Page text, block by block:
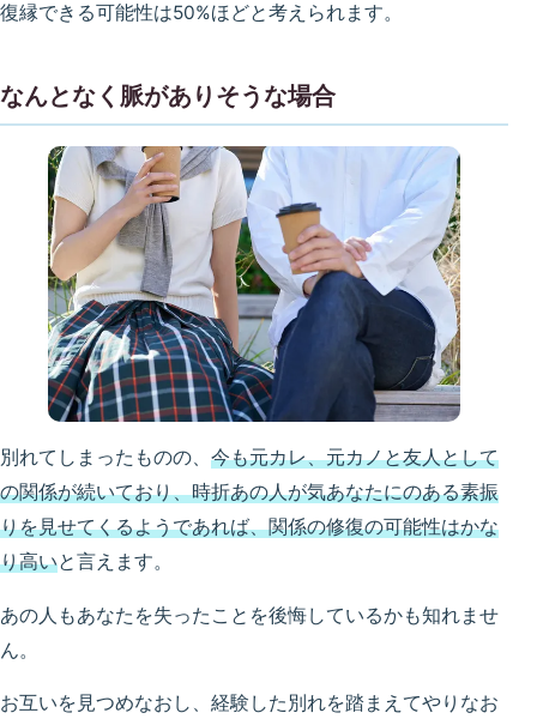
復縁できる可能性は50%ほどと考えられます。
なんとなく脈がありそうな場合
別れてしまったものの、 今も元カレ、元カノと友人として
の関係が続いており、時折あの人が気あなたにのある素振
りを見せてくるようであれば、関係の修復の可能性はかな
り高いと言えます。
あの人もあなたを失ったことを後悔しているかも知れませ
ん。
お互いを見つめなおし、経験した別れを踏まえてやりなお